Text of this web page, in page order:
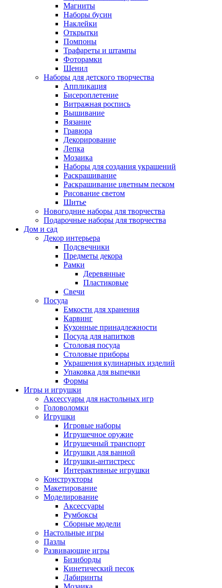
Магниты
Наборы бусин
Наклейки
Открытки
Помпоны
Трафареты и штампы
Фоторамки
Шенил
Наборы для детского творчества
Аппликация
Бисероплетение
Витражная роспись
Вышивание
Вязание
Гравюра
Декорирование
Лепка
Мозаика
Наборы для создания украшений
Раскрашивание
Раскрашивание цветным песком
Рисование светом
Шитье
Новогодние наборы для творчества
Подарочные наборы для творчества
Дом и сад
Декор интерьера
Подсвечники
Предметы декора
Рамки
Деревянные
Пластиковые
Свечи
Посуда
Емкости для хранения
Карвинг
Кухонные принадлежности
Посуда для напитков
Столовая посуда
Столовые приборы
Украшения кулинарных изделий
Упаковка для выпечки
Формы
Игры и игрушки
Аксессуары для настольных игр
Головоломки
Игрушки
Игровые наборы
Игрушечное оружие
Игрушечный транспорт
Игрушки для ванной
Игрушки-антистресс
Интерактивные игрушки
Конструкторы
Макетирование
Моделирование
Аксессуары
Румбоксы
Сборные модели
Настольные игры
Пазлы
Развивающие игры
Бизиборды
Кинетический песок
Лабиринты
Мозаика